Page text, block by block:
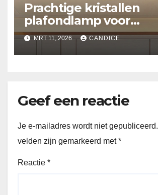
Prachtige kristallen
plafondlamp voor
slaapkamer
MRT 11, 2026 CANDICE
Geef een reactie
Je e-mailadres wordt niet gepubliceerd.
velden zijn gemarkeerd met*
Reactie *